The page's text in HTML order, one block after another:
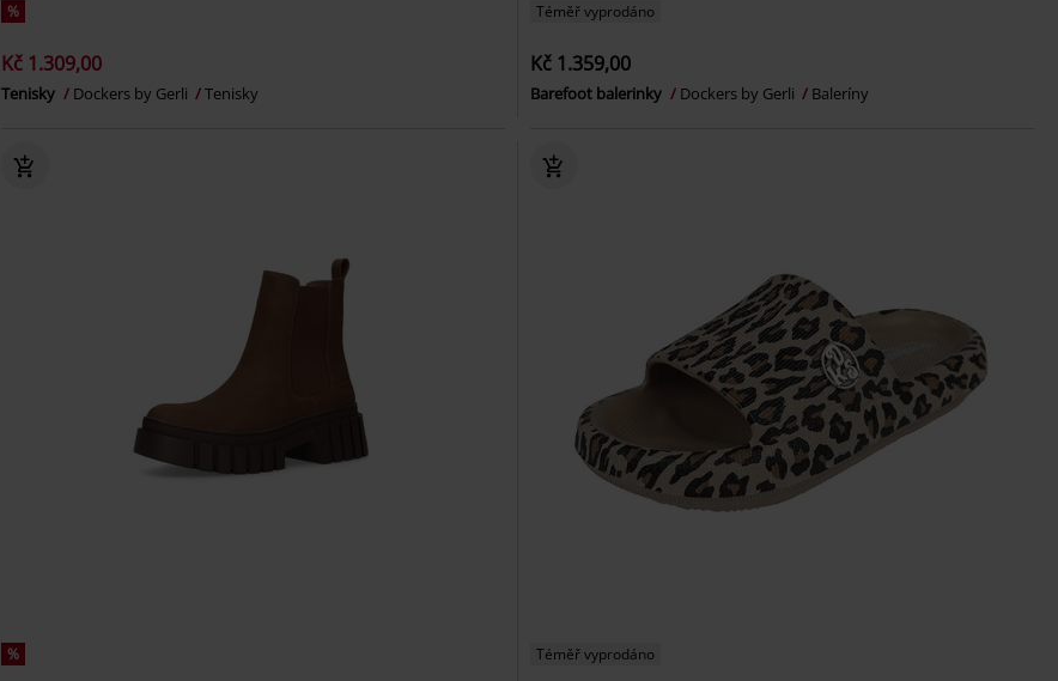
%
Kč 1.309,00
Tenisky Dockers by Gerli Tenisky
Téměř vyprodáno
Kč 1.359,00
Barefoot balerinky Dockers by Gerli Baleríny
% Téměř vyprodáno